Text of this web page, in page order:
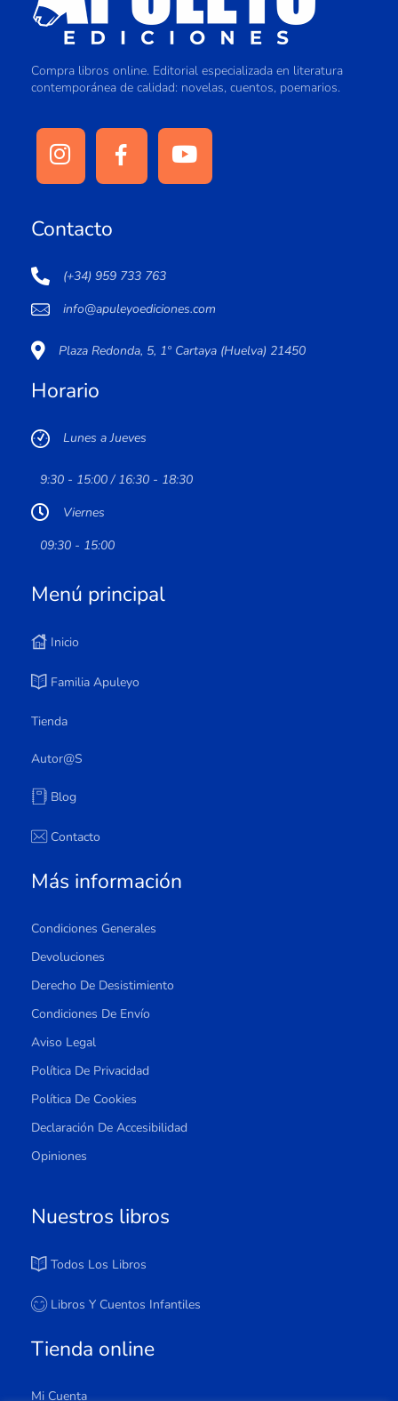
Compra libros online. Editorial especializada en literatura
contemporánea de calidad: novelas, cuentos, poemarios.
Contacto
(+34) 959 733 763
info@apuleyoediciones.com
Plaza Redonda, 5, 1º Cartaya (Huelva) 21450
Horario
Lunes a Jueves
9:30 - 15:00 / 16:30 - 18:30
Viernes
09:30 - 15:00
Menú principal
Inicio
Familia Apuleyo
Tienda
Autor@s
Blog
Contacto
Más información
Condiciones Generales
Devoluciones
Derecho De Desistimiento
Condiciones De Envío
Aviso Legal
Política De Privacidad
Política De Cookies
Declaración De Accesibilidad
Opiniones
Nuestros libros
Todos Los Libros
Libros Y Cuentos Infantiles
Tienda online
Mi Cuenta